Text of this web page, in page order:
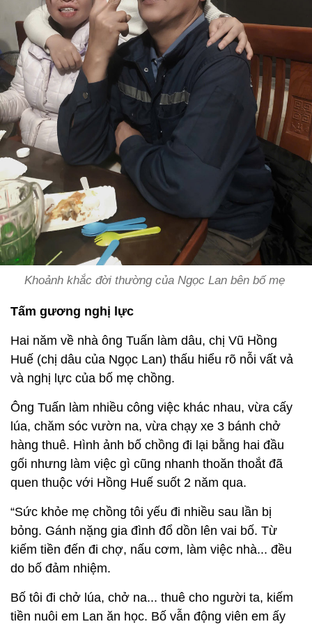
Khoảnh khắc đời thường của Ngọc Lan bên bố mẹ
Tấm gương nghị lực
Hai năm về nhà ông Tuấn làm dâu, chị Vũ Hồng
Huế (chị dâu của Ngọc Lan) thấu hiểu rõ nỗi vất vả
và nghị lực của bố mẹ chồng.
Ông Tuấn làm nhiều công việc khác nhau, vừa cấy
lúa, chăm sóc vườn na, vừa chạy xe 3 bánh chở
hàng thuê. Hình ảnh bố chồng đi lại bằng hai đầu
gối nhưng làm việc gì cũng nhanh thoăn thoắt đã
quen thuộc với Hồng Huế suốt 2 năm qua.
“Sức khỏe mẹ chồng tôi yếu đi nhiều sau lần bị
bỏng. Gánh nặng gia đình đổ dồn lên vai bố. Từ
kiếm tiền đến đi chợ, nấu cơm, làm việc nhà... đều
do bố đảm nhiệm.
Bố tôi đi chở lúa, chở na... thuê cho người ta, kiếm
tiền nuôi em Lan ăn học. Bố vẫn động viên em ấy